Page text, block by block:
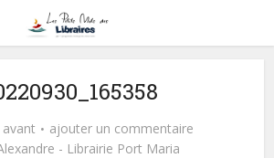
ajouter un commentaire
- Librairie Port Maria